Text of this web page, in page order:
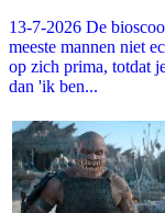
13-7-2026 De
meeste mannen niet
op zich prima, totdat
dan 'ik ben...